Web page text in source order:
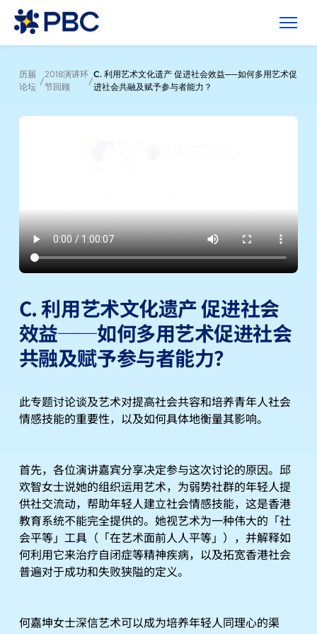
历届
论坛
/
2018演讲环
节回顾
/
C. 利用艺术文化遗产 促进社会效益──如何多用艺术促
进社会共融及赋予参与者能力？
C. 利用艺术文化遗产 促进社会
效益──如何多用艺术促进社会
共融及赋予参与者能力？
此专题讨论谈及艺术对提高社会共容和培养青年人社会
情感技能的重要性，以及如何具体地衡量其影响。
首先，各位演讲嘉宾分享决定参与这次讨论的原因。邱
欢智女士说她的组织运用艺术，为弱势社群的年轻人提
供社交流动，帮助年轻人建立社会情感技能，这是香港
教育系统不能完全提供的。她视艺术为一种伟大的「社
会平等」工具（「在艺术面前人人平等」），并解释如
何利用它来治疗自闭症等精神疾病，以及拓宽香港社会
普遍对于成功和失败狭隘的定义。
何嘉坤女士深信艺术可以成为培养年轻人同理心的渠